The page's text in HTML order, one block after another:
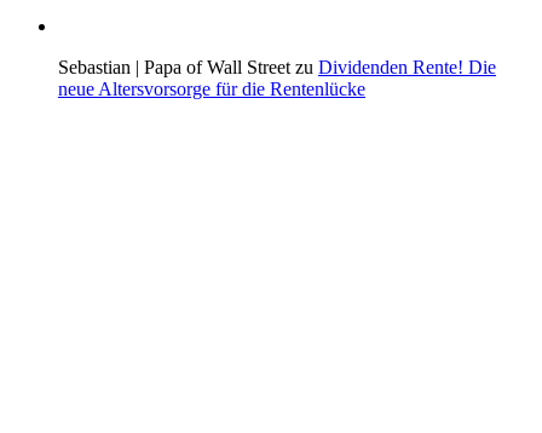
Sebastian | Papa of Wall Street zu Dividenden Rente! Die
neue Altersvorsorge für die Rentenlücke